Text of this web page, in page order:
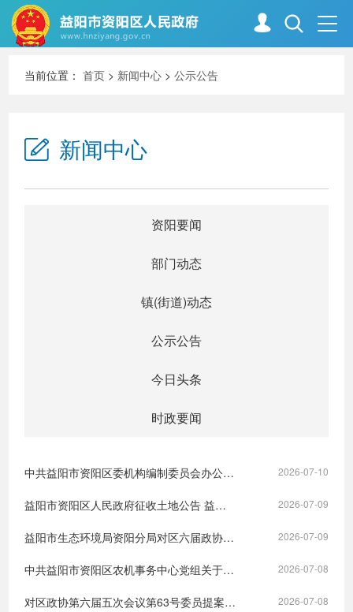
政务资阳
当前位置：首页 > 新闻中心 >公示公告
新闻中心
资阳要闻
部门动态
镇(街道)动态
公示公告
今日头条
时政要闻
2026-07-10
中共益阳市资阳区委机构编制委员会办公室关于巡察整改进展情况的通报
2026-07-09
益阳市资阳区人民政府征收土地公告 益资政征告字〔2026〕3号
2026-07-09
益阳市生态环境局资阳分局对区六届政协五次会议第80号提案的答复
2026-07-08
中共益阳市资阳区农机事务中心党组关于巡察整改进展情况的通报
2026-07-08
对区政协第六届五次会议第63号委员提案的答复